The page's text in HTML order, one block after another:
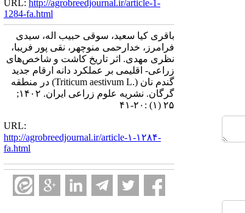
URL: http://agrobreedjournal.ir/article-1-
1284-fa.html
باقری کیا سعید، سوقی حبیب اله، سیدی
فرامرز، خدارحمی منوچهر، نقی پور فریبا،
نظری مهدی. اثر تاریخ کاشت و شاخص‌های
زراعی- اقلیمی بر عملکرد دانه ارقام جدید
گندم نان (.Triticum aestivum L) در منطقه
گرگان. نشریه علوم زراعی ایران. ۱۴۰۲;
۲۵ (۱) :۲۰-۴۱
URL:
http://agrobreedjournal.ir/article-۱-۱۲۸۴-
fa.html